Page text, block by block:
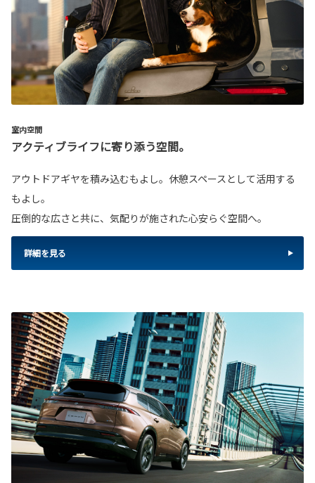
室内空間
アクティブライフに寄り添う空間。
アウトドアギヤを積み込むもよし。休憩スペースとして活用する
もよし。
圧倒的な広さと共に、気配りが施された心安らぐ空間へ。
詳細を見る